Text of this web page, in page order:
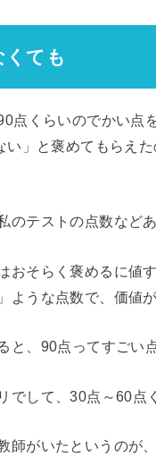
ても
点くらいのでかい点
い」と褒めてもらえ
のテストの点数など
おそらく褒めるに値
ような点数で、価値
と、90点ってすごい
でして、30点～60点
師がいたというのが